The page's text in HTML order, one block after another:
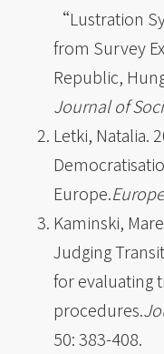
“Lustration
from Survey
Republic,
Journal of
Letki, Natalia.
Europe.
Kaminski,
Judging
for evaluating
procedures.
50: 383-408.